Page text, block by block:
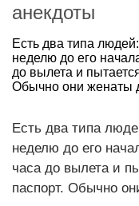
анекдоты
Есть два типа людей:
неделю до его
до вылета и
Обычно они женаты
Есть два типа
неделю до его
часа до вылета и
паспорт. Обычно